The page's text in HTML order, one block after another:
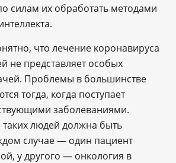
силам их обработать методами
что лечение коронавируса
не представляет особых
Проблемы в большинстве
тогда, когда поступает
заболеваниями.
таких людей должна быть
случае — один пациент
у другого — онкология в